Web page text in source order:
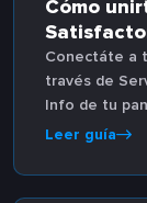
Cómo
Conectáte a
través de
Info de tu
Leer guía